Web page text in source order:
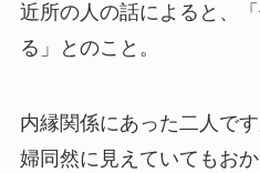
近所の人の話によると、
る」とのこと。
内縁関係にあった二人で
婦同然に見えていてもお